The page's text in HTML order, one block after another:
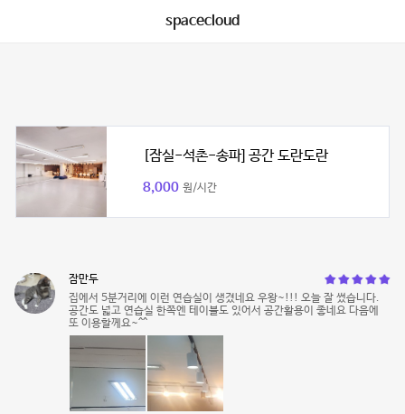
spacecloud
[잠실-석촌-송파] 공간 도란도란
8,000 원/시간
잠만두
집에서 5분거리에 이런 연습실이 생겼네요 우왕~!!! 오늘 잘 썼습니다.
공간도 넓고 연습실 한쪽엔 테이블도 있어서 공간활용이 좋네요 다음에
또 이용할께요~^^